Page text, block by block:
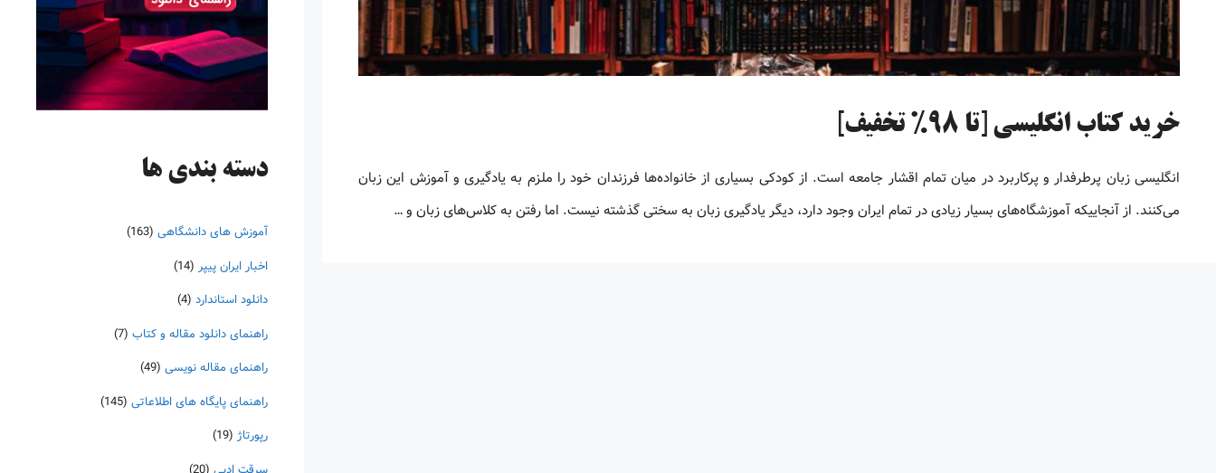
خرید کتاب انگلیسی [تا 98% تخفیف]
انگلیسی زبان پرطرفدار و پرکاربرد در میان تمام اقشار جامعه است. از کودکی بسیاری از خانواده‌ها فرزندان خود را ملزم به یادگیری و آموزش این زبان
می‌کنند. از آنجاییکه آموزشگاه‌های بسیار زیادی در تمام ایران وجود دارد، دیگر یادگیری زبان به سختی گذشته نیست. اما رفتن به کلاس‌های زبان و …
دسته‌ بندی ها
آموزش های دانشگاهی (163)
اخبار ایران پیپر (14)
دانلود استاندارد (4)
راهنمای دانلود مقاله و کتاب (7)
راهنمای مقاله نویسی (49)
راهنمای پایگاه های اطلاعاتی (145)
رپورتاژ (19)